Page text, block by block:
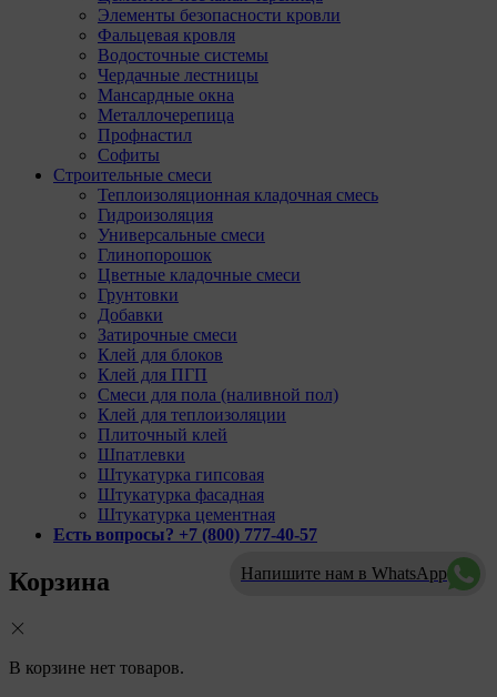
Напишите нам в WhatsApp
Элементы безопасности кровли
Фальцевая кровля
Водосточные системы
Чердачные лестницы
Мансардные окна
Металлочерепица
Профнастил
Софиты
Строительные смеси
Теплоизоляционная кладочная смесь
Гидроизоляция
Универсальные смеси
Глинопорошок
Цветные кладочные смеси
Грунтовки
Добавки
Затирочные смеси
Клей для блоков
Клей для ПГП
Смеси для пола (наливной пол)
Клей для теплоизоляции
Плиточный клей
Шпатлевки
Штукатурка гипсовая
Штукатурка фасадная
Штукатурка цементная
Есть вопросы? +7 (800) 777-40-57
Корзина
В корзине нет товаров.